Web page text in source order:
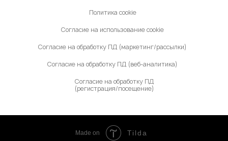
Политика cookie
Согласие на обработку ПД (веб-аналитика)
Согласие на использование cookie
Согласие на обработку ПД
(регистрация/посещение)
Согласие на обработку ПД (маркетинг/рассылки)
Made on Tilda